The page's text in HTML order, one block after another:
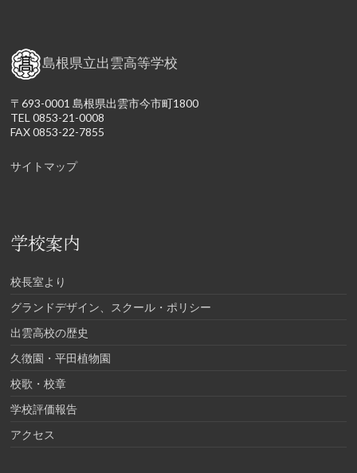
島根県立出雲高等学校
〒693-0001 島根県出雲市今市町1800
TEL 0853-21-0008
FAX 0853-22-7855
サイトマップ
学校案内
校長室より
グランドデザイン、スクール・ポリシー
出雲高校の歴史
久徴園・平田植物園
校歌・校章
学校評価報告
アクセス